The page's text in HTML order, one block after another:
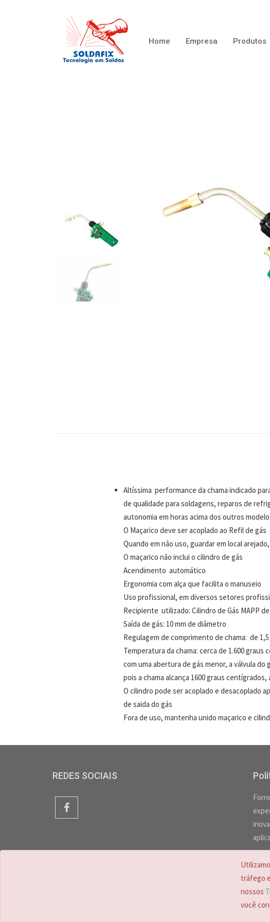
Home Empresa Produtos
Altíssima performance da chama indicado
de qualidade para soldagens, reparos de
autonomia em horas acima dos outros
O Maçarico deve ser acoplado ao Refil de gás
Quando em não uso, guardar em local
O maçarico não inclui o cilindro de gás
Acendimento automático
Ergonomia com alça que facilita o manuseio
Uso profissional, em diversos setores
Recipiente utilizado: Cilindro de Gás MAPP
Saída de gás: 10 mm de diâmetro
Regulagem de comprimento de chama: de 1,5
Temperatura da chama: cerca de 1.600 graus
com uma abertura de gás menor, a válvula
pois a chama alcança 1600 graus
O cilindro pode ser acoplado e desacoplado
de saida do gás
Fora de uso, mantenha unido maçarico e
REDES SOCIAIS
tráfego
nossos
você